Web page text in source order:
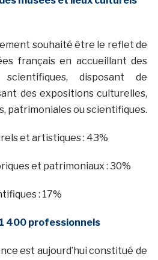
souhaité être le reflet de
français en accueillant des
disposant de
des expositions culturelles,
patrimoniales ou scientifiques.
et artistiques : 43%
et patrimoniaux : 30%
: 17%
400 professionnels
est aujourd’hui constitué de